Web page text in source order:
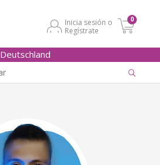
Inicia sesión o
Regístrate
0
Deutschland